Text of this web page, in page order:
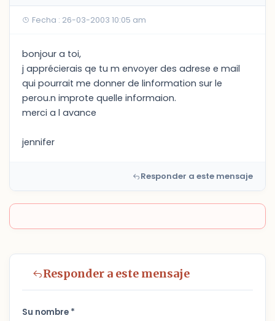
Fecha : 26-03-2003 10:05 am
bonjour a toi,
j apprécierais qe tu m envoyer des adrese e mail
qui pourrait me donner de linformation sur le
perou.n improte quelle informaion.
merci a l avance
jennifer
Responder a este mensaje
Responder a este mensaje
Su nombre *